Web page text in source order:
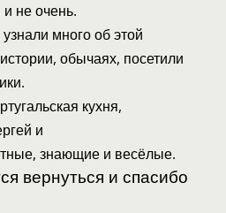
не очень.
много об этой
обычаях, посетили
кухня,
и
знающие и весёлые.
вернуться и спасибо